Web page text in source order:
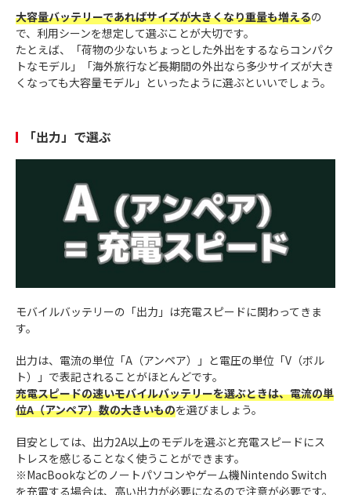
大容量バッテリーであればサイズが大きくなり重量も増えるの
で、利用シーンを想定して選ぶことが大切です。
たとえば、「荷物の少ないちょっとした外出をするならコンパク
トなモデル」「海外旅行など長期間の外出なら多少サイズが大き
くなっても大容量モデル」といったように選ぶといいでしょう。
「出力」で選ぶ
モバイルバッテリーの「出力」は充電スピードに関わってきま
す。
出力は、電流の単位「A（アンペア）」と電圧の単位「V（ボル
ト）」で表記されることがほとんどです。
充電スピードの速いモバイルバッテリーを選ぶときは、電流の単
位A（アンペア）数の大きいものを選びましょう。
目安としては、出力2A以上のモデルを選ぶと充電スピードにス
トレスを感じることなく使うことができます。
※MacBookなどのノートパソコンやゲーム機Nintendo Switch
を充電する場合は、高い出力が必要になるので注意が必要です。